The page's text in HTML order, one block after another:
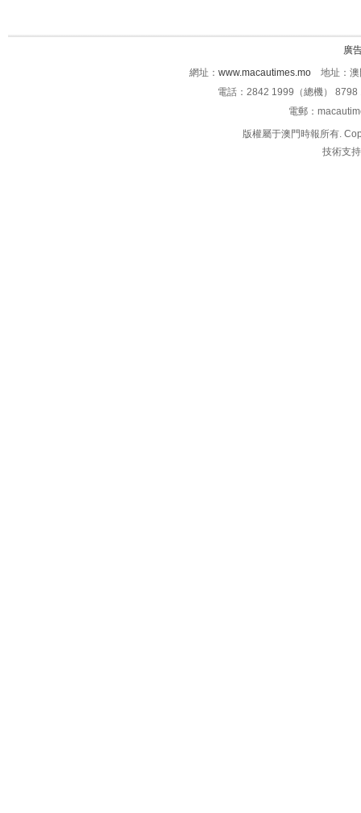
廣
網址： www.macautimes.mo 地址：澳
電話：2842 1999（總機）
電郵：
版權屬于澳門時報所有.
技術支